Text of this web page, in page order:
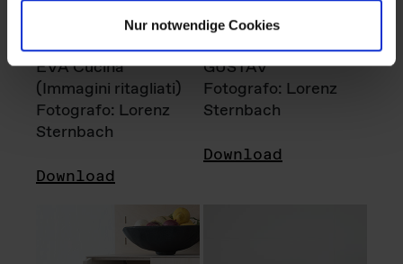
Nur notwendige Cookies
EVA Cucina
(Immagini ritagliati)
Fotografo: Lorenz
Sternbach
Download
GUSTAV
Fotografo: Lorenz
Sternbach
Download